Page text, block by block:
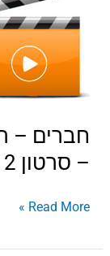
חברים –
– סרטון 2
רייצ'ל
הולכת
עיניים
סרטון
2
Read More »